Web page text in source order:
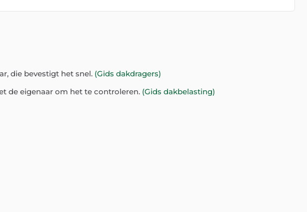
die bevestigt het snel. (Gids dakdragers)
de eigenaar om het te controleren. (Gids dakbelasting)